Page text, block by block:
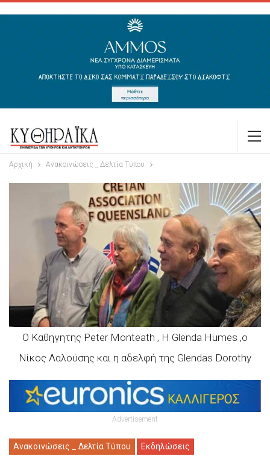
Αρχική Ανακοινώσεις _ Δελτία Τύπου
Ο Καθηγητης Peter Monteath , Η Glenda Humes ,o
Νίκος Λαλούσης και η αδελφή της Glendas Dorothy
Advertisement
Ανακοινώσεις _ Δελτία Τύπου Εκδηλώσεις